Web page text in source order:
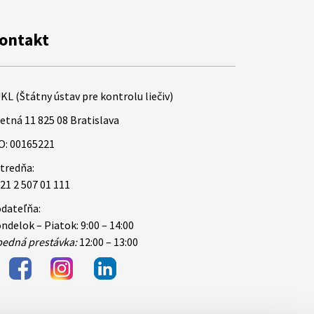
(Štátny ústav pre kontrolu liečiv)
11 825 08 Bratislava
00165221
2 507 01 111
– Piatok: 9:00 – 14:00
prestávka:12:00 – 13:00